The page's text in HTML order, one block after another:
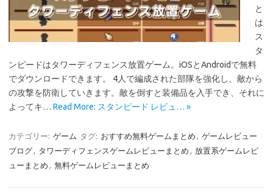
と
は
ス
タ
ンピードはタワーディフェンス放置ゲーム。iOSとAndroidで無料
でダウンロードできます。 4人で編成された部隊を強化し、敵から
の攻撃を防衛していきます。敵を倒すと装備品を入手でき、それに
よってキ… Read More: スタンピード レビュ… »
カテゴリー: ゲーム タグ: おすすめ無料ゲームまとめ , ゲームレビュー
ブログ, タワーディフェンスゲームレビューまとめ , 放置系ゲームレビ
ューまとめ , 無料ゲームレビューまとめ